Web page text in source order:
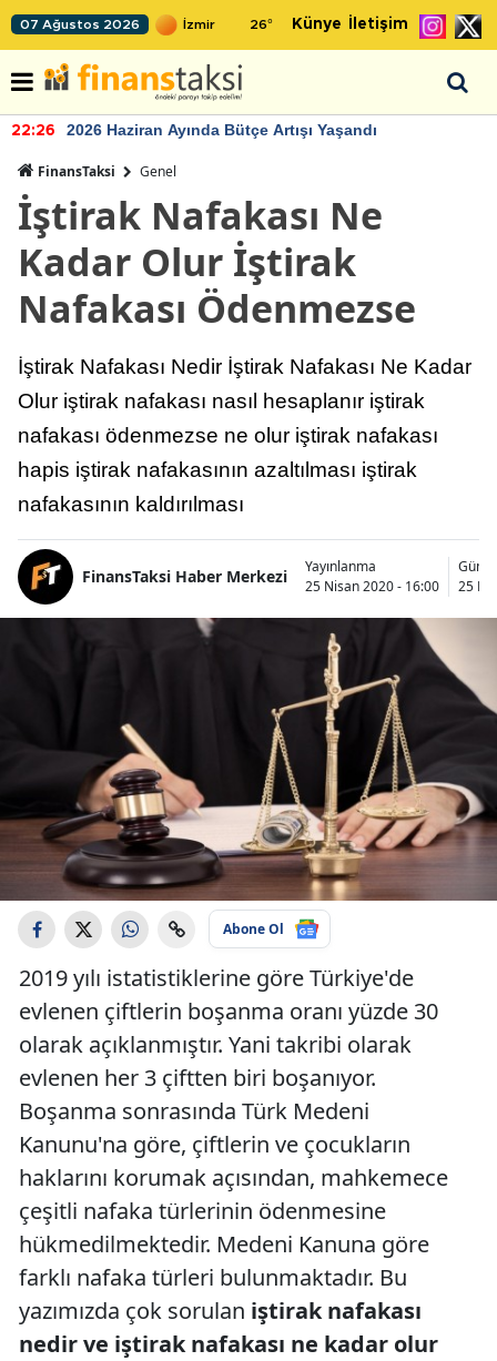
07 Ağustos 2026 26° Künye İletişim
22:26 2026 Haziran Ayında Bütçe Artışı Yaşandı
FinansTaksi Genel
İştirak Nafakası Ne
Kadar Olur İştirak
Nafakası Ödenmezse
İştirak Nafakası Nedir İştirak Nafakası Ne Kadar
Olur iştirak nafakası nasıl hesaplanır iştirak
nafakası ödenmezse ne olur iştirak nafakası
hapis iştirak nafakasının azaltılması iştirak
nafakasının kaldırılması
FinansTaksi Haber Merkezi
Yayınlanma
25 Nisan 2020 - 16:00
25
Abone Ol
2019 yılı istatistiklerine göre Türkiye'de
evlenen çiftlerin boşanma oranı yüzde 30
olarak açıklanmıştır. Yani takribi olarak
evlenen her 3 çiftten biri boşanıyor.
Boşanma sonrasında Türk Medeni
Kanunu'na göre, çiftlerin ve çocukların
haklarını korumak açısından, mahkemece
çeşitli nafaka türlerinin ödenmesine
hükmedilmektedir. Medeni Kanuna göre
farklı nafaka türleri bulunmaktadır. Bu
yazımızda çok sorulan iştirak nafakası
nedir ve iştirak nafakası ne kadar olur